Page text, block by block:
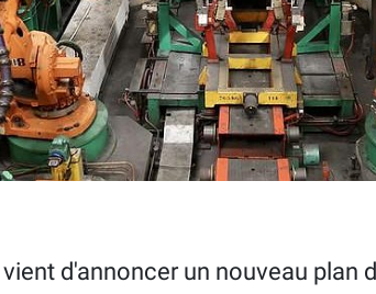
d'annoncer un nouveau plan